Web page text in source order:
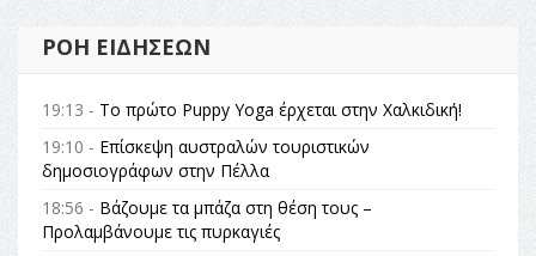
ΡΟΉ ΕΙΔΉΣΕΩΝ
19:13 - Το πρώτο Puppy Yoga έρχεται στην Χαλκιδική!
19:10 - Επίσκεψη αυστραλών τουριστικών
δημοσιογράφων στην Πέλλα
18:56 - Βάζουμε τα μπάζα στη θέση τους –
Προλαμβάνουμε τις πυρκαγιές